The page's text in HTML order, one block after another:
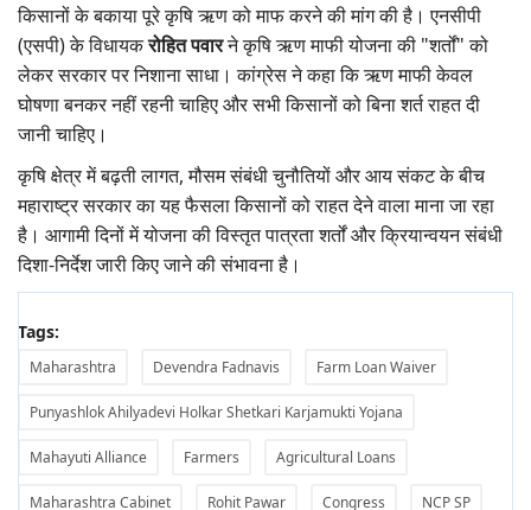
किसानों के बकाया पूरे कृषि ऋण को माफ करने की मांग की है। एनसीपी
(एसपी) के विधायकरोहित पवारने कृषि ऋण माफी योजना की "शर्तों" को
लेकर सरकार पर निशाना साधा। कांग्रेस ने कहा कि ऋण माफी केवल
घोषणा बनकर नहीं रहनी चाहिए औरसभी किसानों को बिना शर्त राहत दी
जानी चाहिए।
कृषि क्षेत्र में बढ़ती लागत, मौसम संबंधी चुनौतियों और आय संकट के बीच
महाराष्ट्र सरकार का यह फैसला किसानों को राहत देने वाला माना जा रहा
है। आगामी दिनों में योजना की विस्तृत पात्रता शर्तों और क्रियान्वयन संबंधी
दिशा-निर्देश जारी किए जाने की संभावना है।
Tags:
Maharashtra Devendra Fadnavis Farm Loan Waiver
Punyashlok Ahilyadevi Holkar Shetkari Karjamukti Yojana
Mahayuti Alliance Farmers Agricultural Loans
Maharashtra Cabinet Rohit Pawar Congress NCP SP